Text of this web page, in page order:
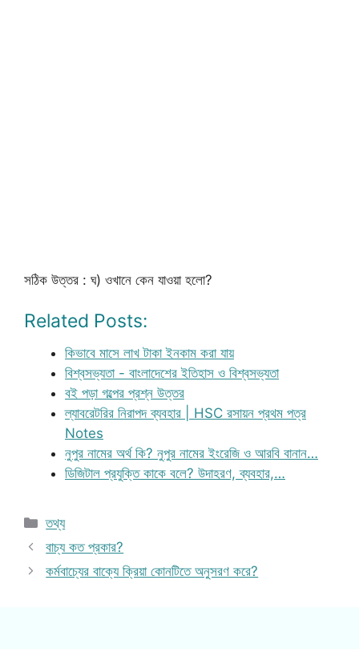
সঠিক উত্তর : ঘ) ওখানে কেন যাওয়া হলো?
Related Posts:
কিভাবে মাসে লাখ টাকা ইনকাম করা যায়
বিশ্বসভ্যতা - বাংলাদেশের ইতিহাস ও বিশ্বসভ্যতা
বই পড়া গল্পের প্রশ্ন উত্তর
ল্যাবরেটরির নিরাপদ ব্যবহার | HSC রসায়ন প্রথম পত্র
Notes
নুপুর নামের অর্থ কি? নুপুর নামের ইংরেজি ও আরবি বানান…
ডিজিটাল প্রযুক্তি কাকে বলে? উদাহরণ, ব্যবহার,…
Categories
তথ্য
বাচ্য কত প্রকার?
কর্মবাচ্যের বাক্যে ক্রিয়া কোনটিতে অনুসরণ করে?